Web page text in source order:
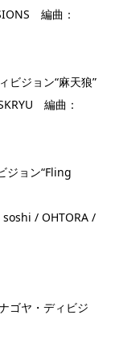
編曲：
ビジョン“麻天狼”
編曲：
ジョン“Fling
/ OHTORA /
ゴヤ・ディビジ